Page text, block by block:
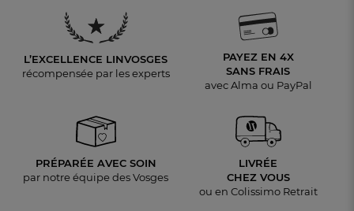
L’EXCELLENCE LINVOSGES
récompensée par les experts
PAYEZ EN 4X
SANS FRAIS
avec Alma ou PayPal
PRÉPARÉE AVEC SOIN
par notre équipe des Vosges
LIVRÉE
CHEZ VOUS
ou en Colissimo Retrait